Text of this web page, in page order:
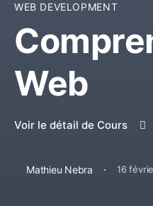
WEB DEVELOPMENT
Web
Voir le détail de Cours
Mathieu Nebra · 16